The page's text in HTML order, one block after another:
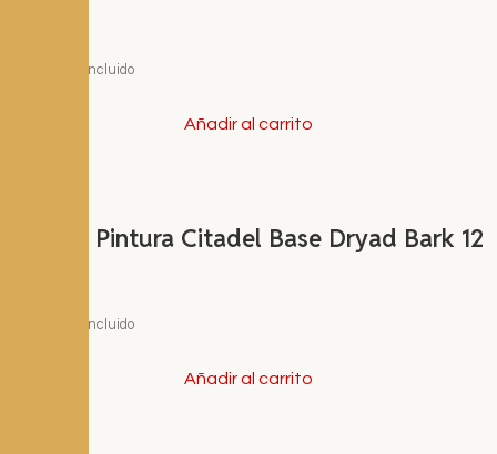
I.V.A. Incluido
Añadir al carrito
Bote de Pintura Citadel Base Dryad Bark 12
I.V.A. Incluido
Añadir al carrito